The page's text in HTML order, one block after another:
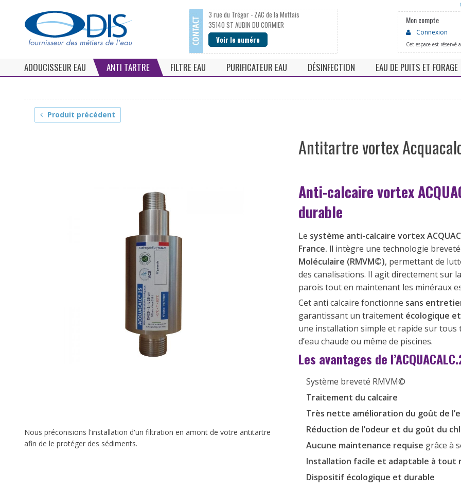
3 rue du Trégor - ZAC de la Mottais
35140 ST AUBIN DU CORMIER
Voir le numéro
Mon compte
Connexion
Cet espace est réservé
ADOUCISSEUR EAU
Adoucisseur d'eau bi-bloc
Adoucisseur d'eau Ultra-compact
ANTI TARTRE
Filtre anti calcaire
Anti tartre electronique
FILTRE EAU
Cartouche filtre à eau
PURIFICATEUR EAU
Osmoseur
DÉSINFECTION
Pompe doseuse
EAU DE PUITS ET FORAGE
Deferriseur /
Produit précédent
Antitartre vortex
Nous préconisions l'installation d'un filtration en amont de votre antitartre
afin de le protéger des sédiments.
Anti-calcaire vortex
durable
Le système anti-calcaire vortex
France. Il intègre une technologie
Moléculaire (RMVM©), permettant de
des canalisations. Il agit directement sur
parois tout en maintenant les minéraux
Cet anti calcaire fonctionne sans
garantissant un traitement écologique
une installation simple et rapide sur tous
d’eau chaude ou même de piscines.
Les avantages de
Système breveté RMVM©
Traitement du calcaire
Très nette amélioration du goût de
Réduction de l’odeur et du goût du
Aucune maintenance requise grâce à
Installation facile et adaptable à tout
Dispositif écologique et durable